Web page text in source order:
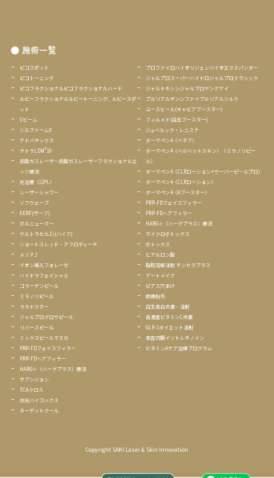
施術一覧
ピコスポット
ピコトーニング
ピコフラクショナルピコフラクショナルハード
ルビーフラクショナルルビートーニング、ルビースポ
ット
Vビーム
シルファームX
アドバテックス
テトラLDM®19
炭酸ガスレーザー炭酸ガスレーザーフラクショナルエ
ッジ療法
光治療（I2PL）
レーザーシャワー
ソフウェーブ
XERF(ザーフ)
ボルニューマー
ウルトラセルZi(ハイフ)
ショートスレッド・アフロディーテ
メソナJ
イオン導入フォレーゼ
ハイドラフェイシャル
コラーゲンピール
ミラノリピール
ララ ドクター
ジャルプログロウピール
リバースピール
ミックスピールマヌカ
PRP-FDフェイスフィラー
PRP-FDヘアフィラー
HARG＋（ハーグプラス）療法
サブシジョン
TCAクロス
水光ハイコックス
ターゲットクール
プロファイロバイオリジェンバイオエクスパンダー
ジャルプロスーパーハイドロジャルプロクラシック
ジャルトキシンジャルプロヤングアイ
プルリアルデンシファイプルリアルシルク
ユースヒール(キャビアブースター)
フィルメド(白玉ブースター)
ジュベルック・レニスナ
ダーマペン4（ベネブ）
ダーマペン4（ベルベットスキン）（ミラノリピー
ル）
ダーマペン4（CLRローション+ウーバーピールプロ）
ダーマペン4（CLRローション）
ダーマペン4（Aブースター）
PRP-FDフェイスフィラー
PRP-FDヘアフィラー
HARG＋（ハーグプラス）療法
マイクロボトックス
ボトックス
ヒアルロン酸
脂肪溶解注射 チンセラプラス
アートメイク
ピアス穴あけ
医療脱毛
白玉美白点滴・注射
高濃度ビタミンC点滴
GLP-1ダイエット注射
美容内服イソトレチノイン
ビタミンAケア治療プログラム
Copyright SAKI Laser & Skin Innovation